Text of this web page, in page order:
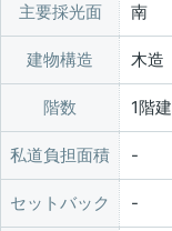
主要採光面 南
建物構造 木造
階数 1階建
私道負担面積
セットバック